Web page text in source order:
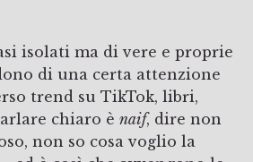
isolati ma di vere e proprie
di una certa attenzione
trend su TikTok, libri,
chiaro è naif, dire non
non so cosa voglio la